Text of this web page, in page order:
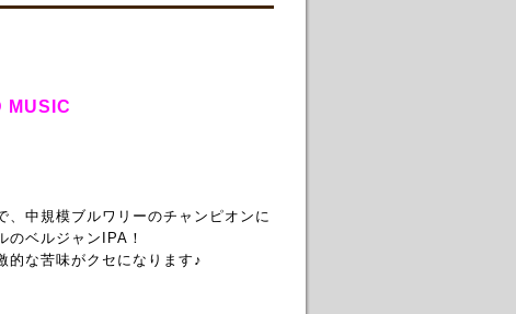
MUSIC
中規模ブルワリーのチャンピオンに
のベルジャンIPA！
的な苦味がクセになります♪